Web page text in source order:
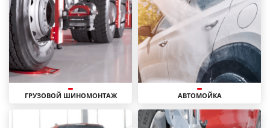
ГРУЗОВОЙ ШИНОМОНТАЖ АВТОМОЙКА